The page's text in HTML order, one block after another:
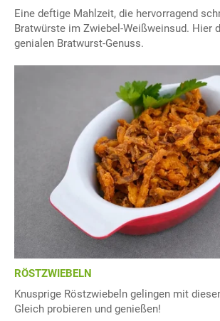
Eine deftige Mahlzeit, die hervorragend
Bratwürste im Zwiebel-Weißweinsud. Hier
genialen Bratwurst-Genuss.
RÖSTZWIEBELN
Knusprige Röstzwiebeln gelingen mit
Gleich probieren und genießen!